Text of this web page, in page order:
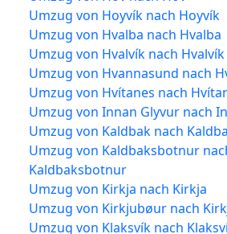
Umzug von Hoyvík nach Hoyvík
Umzug von Hvalba nach Hvalba
Umzug von Hvalvík nach Hvalvík
Umzug von Hvannasund nach
Umzug von Hvítanes nach
Umzug von Innan Glyvur nach
Umzug von Kaldbak nach
Umzug von Kaldbaksbotnur
Kaldbaksbotnur
Umzug von Kirkja nach Kirkja
Umzug von Kirkjubøur nach
Umzug von Klaksvík nach